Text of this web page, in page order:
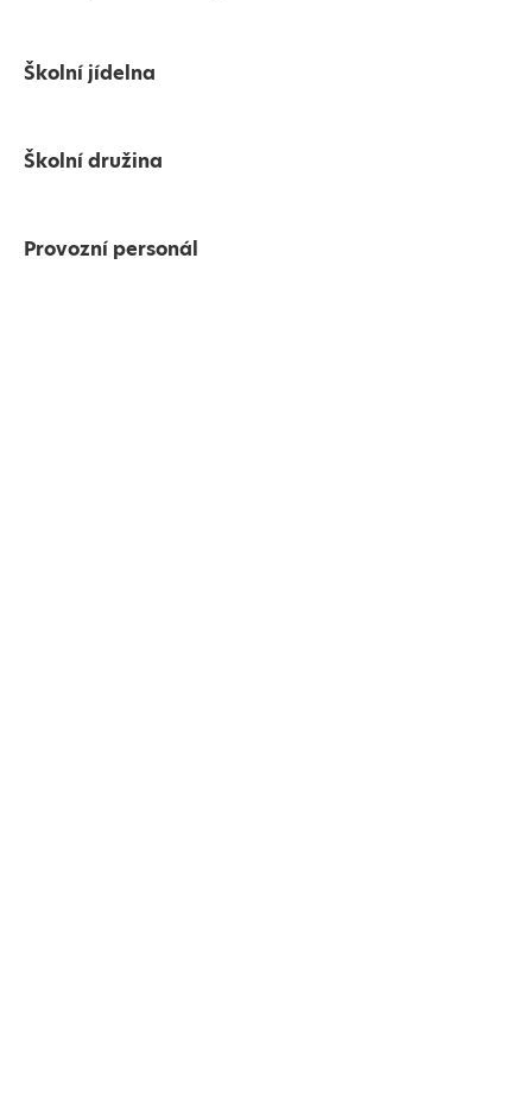
Školní jídelna
Školní družina
Provozní personál